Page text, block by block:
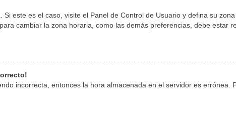
este es el caso, visite el Panel de Control de Usuario y defina su
cambiar la zona horaria, como las demás preferencias, debe estar
incorrecta, entonces la hora almacenada en el servidor es errónea.